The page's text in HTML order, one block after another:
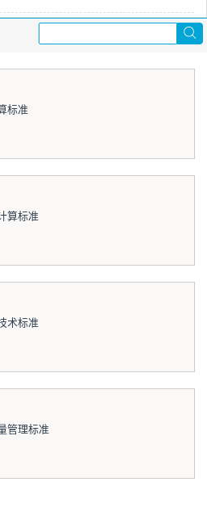
标准
算标准
术标准
管理标准